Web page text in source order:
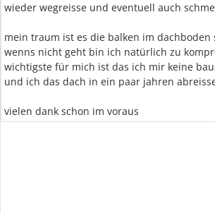
wieder wegreisse und eventuell auch
mein traum ist es die balken im dachboden
wenns nicht geht bin ich natürlich zu
wichtigste für mich ist das ich mir keine
und ich das dach in ein paar jahren
vielen dank schon im voraus